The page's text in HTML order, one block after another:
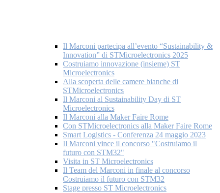
Il Marconi partecipa all’evento “Sustainability &
Innovation” di STMicroelectronics 2025
Costruiamo innovazione (insieme) ST
Microelectronics
Alla scoperta delle camere bianche di
STMicroelectronics
Il Marconi al Sustainability Day di ST
Microelectronics
Il Marconi alla Maker Faire Rome
Con STMicroelectronics alla Maker Faire Rome
Smart Logistics - Conferenza 24 maggio 2023
Il Marconi vince il concorso "Costruiamo il
futuro con STM32"
Visita in ST Microelectronics
Il Team del Marconi in finale al concorso
Costruiamo il futuro con STM32
Stage presso ST Microelectronics